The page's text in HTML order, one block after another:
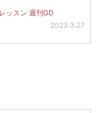
ッスン 週刊GD
2023.3.27